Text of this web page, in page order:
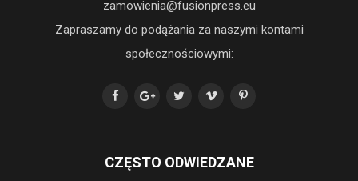
zamowienia@fusionpress.eu
Zapraszamy do podążania za naszymi kontami
społecznościowymi:
CZĘSTO ODWIEDZANE